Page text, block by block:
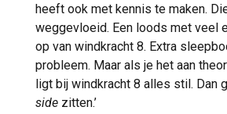
heeft ook met kennis te maken.
weggevloeid. Een loods met veel
op van windkracht 8. Extra
probleem. Maar als je het aan
ligt bij windkracht 8 alles stil. Dan
side zitten.’